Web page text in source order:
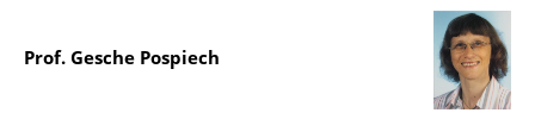
Prof. Gesche Pospiech